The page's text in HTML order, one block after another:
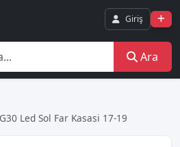
Giriş
Ara
Led Sol Far Kasasi 17-19